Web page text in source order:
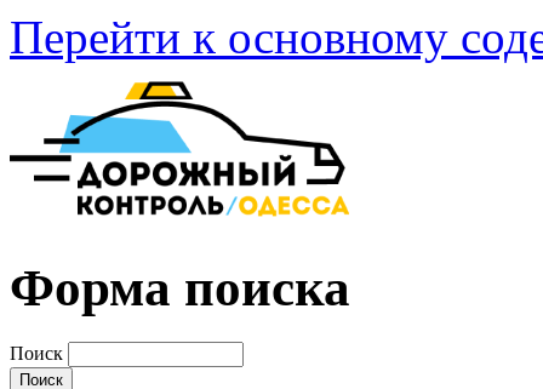
Перейти к основному
Форма поиска
Поиск